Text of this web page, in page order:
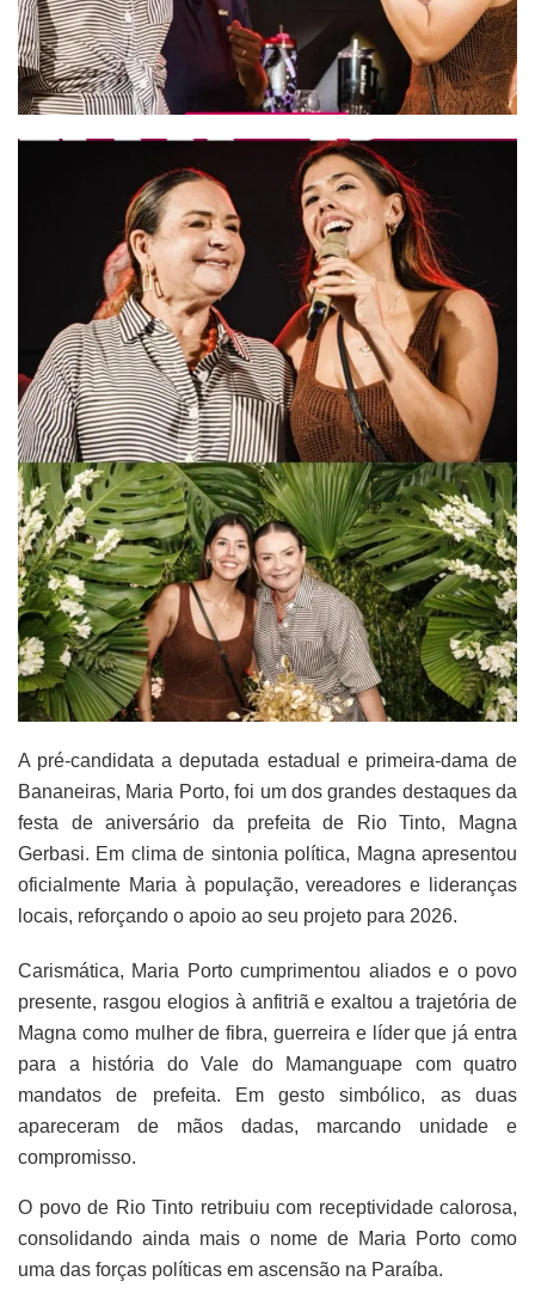
A pré-candidata a deputada estadual e primeira-dama de
Bananeiras, Maria Porto, foi um dos grandes destaques da
festa de aniversário da prefeita de Rio Tinto, Magna
Gerbasi. Em clima de sintonia política, Magna apresentou
oficialmente Maria à população, vereadores e lideranças
locais, reforçando o apoio ao seu projeto para 2026.
Carismática, Maria Porto cumprimentou aliados e o povo
presente, rasgou elogios à anfitriã e exaltou a trajetória de
Magna como mulher de fibra, guerreira e líder que já entra
para a história do Vale do Mamanguape com quatro
mandatos de prefeita. Em gesto simbólico, as duas
apareceram de mãos dadas, marcando unidade e
compromisso.
O povo de Rio Tinto retribuiu com receptividade calorosa,
consolidando ainda mais o nome de Maria Porto como
uma das forças políticas em ascensão na Paraíba.